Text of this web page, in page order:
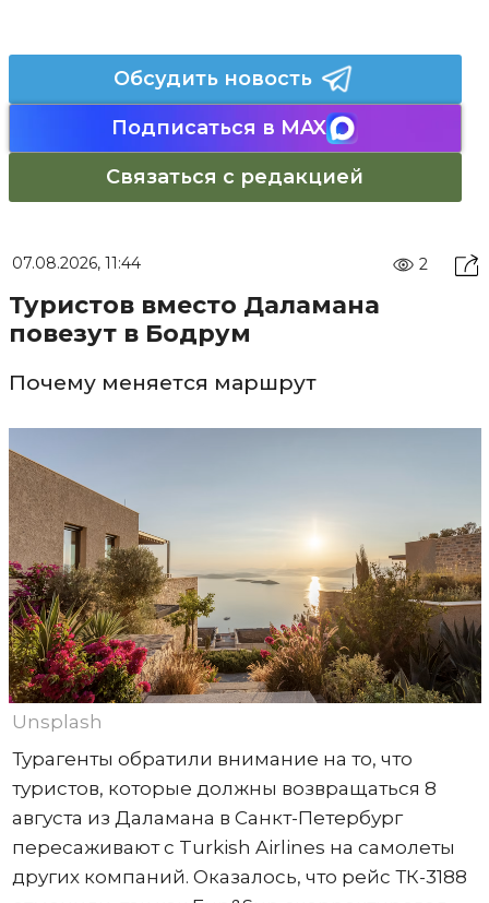
Обсудить новость
Подписаться в MAX
Связаться с редакцией
07.08.2026, 11:44 2
Туристов вместо Даламана
повезут в Бодрум
Почему меняется маршрут
Unsplash
Турагенты обратили внимание на то, что
туристов, которые должны возвращаться 8
августа из Даламана в Санкт-Петербург
пересаживают с Turkish Airlines на самолеты
других компаний. Оказалось, что рейс ТК-3188